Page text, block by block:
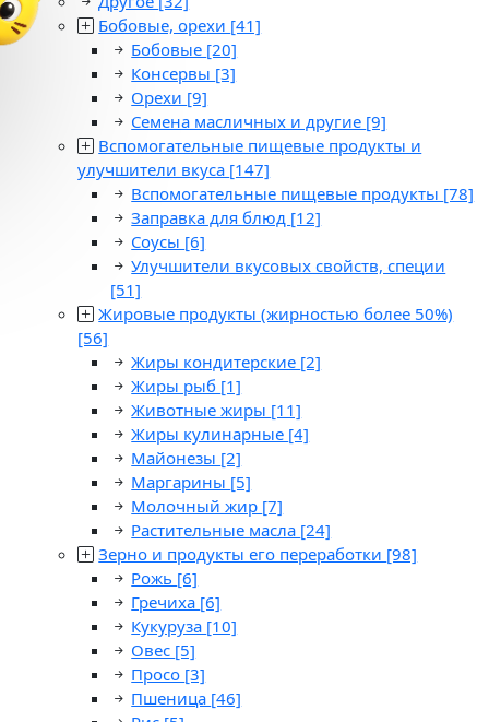
Бобовые, орехи [41]
Бобовые [20]
Консервы [3]
Орехи [9]
Семена масличных и другие [9]
Вспомогательные пищевые продукты и
улучшители вкуса [147]
Вспомогательные пищевые продукты [78]
Заправка для блюд [12]
Соусы [6]
Улучшители вкусовых свойств, специи
[51]
Жировые продукты (жирностью более 50%)
[56]
Жиры кондитерские [2]
Жиры рыб [1]
Животные жиры [11]
Жиры кулинарные [4]
Майонезы [2]
Маргарины [5]
Молочный жир [7]
Растительные масла [24]
Зерно и продукты его переработки [98]
Рожь [6]
Гречиха [6]
Кукуруза [10]
Овес [5]
Просо [3]
Пшеница [46]